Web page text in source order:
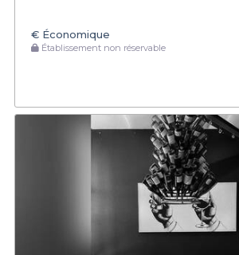
€ Économique
Établissement non réservable